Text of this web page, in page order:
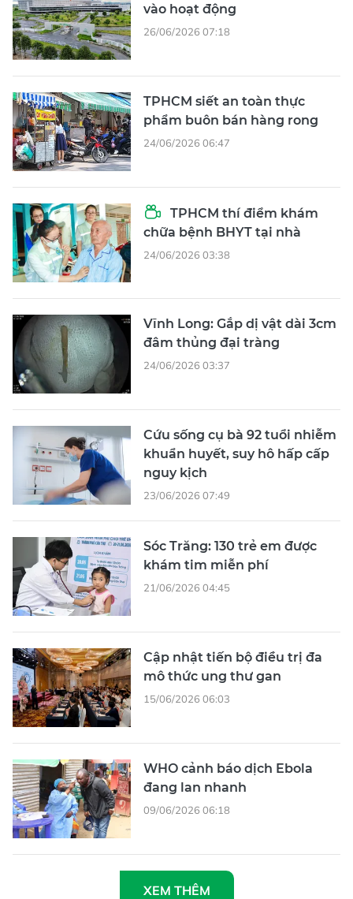
vào hoạt động
26/06/2026 07:18
TPHCM siết an toàn thực
phẩm buôn bán hàng rong
24/06/2026 06:47
TPHCM thí điểm khám
chữa bệnh BHYT tại nhà
24/06/2026 03:38
Vĩnh Long: Gắp dị vật dài 3cm
đâm thủng đại tràng
24/06/2026 03:37
Cứu sống cụ bà 92 tuổi nhiễm
khuẩn huyết, suy hô hấp cấp
nguy kịch
23/06/2026 07:49
Sóc Trăng: 130 trẻ em được
khám tim miễn phí
21/06/2026 04:45
Cập nhật tiến bộ điều trị đa
mô thức ung thư gan
15/06/2026 06:03
WHO cảnh báo dịch Ebola
đang lan nhanh
09/06/2026 06:18
XEM THÊM